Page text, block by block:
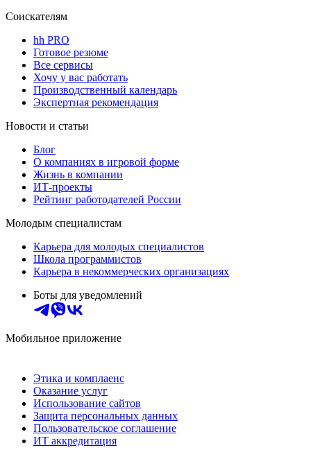
Соискателям
hh PRO
Готовое резюме
Все сервисы
Хочу у вас работать
Производственный календарь
Экспертная рекомендация
Новости и статьи
Блог
О компаниях в игровой форме
Жизнь в компании
ИТ-проекты
Рейтинг работодателей России
Молодым специалистам
Карьера для молодых специалистов
Школа программистов
Карьера в некоммерческих организациях
Боты для уведомлений
Мобильное приложение
Этика и комплаенс
Оказание услуг
Использование сайтов
Защита персональных данных
Пользовательское соглашение
ИТ аккредитация